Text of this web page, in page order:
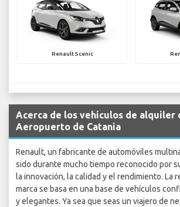
Renault Scenic
Acerca de los vehículos de alquiler
Aeropuerto de Catania
Renault, un fabricante de automóviles
sido durante mucho tiempo reconocido por
la innovación, la calidad y el rendimiento. La
marca se basa en una base de vehículos
y elegantes. Ya sea que seas un viajero de